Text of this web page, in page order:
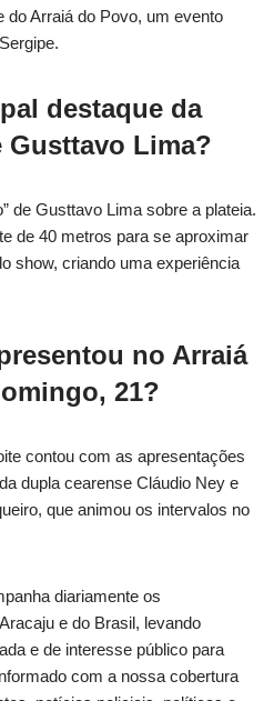
do Arraiá do Povo, um evento
destaque da
Gusttavo Lima?
de Gusttavo Lima sobre a plateia.
de 40 metros para se aproximar
show, criando uma experiência
no Arraiá
21?
contou com as apresentações
dupla cearense Cláudio Ney e
que animou os intervalos no
diariamente os
e do Brasil, levando
e de interesse público para
com a nossa cobertura